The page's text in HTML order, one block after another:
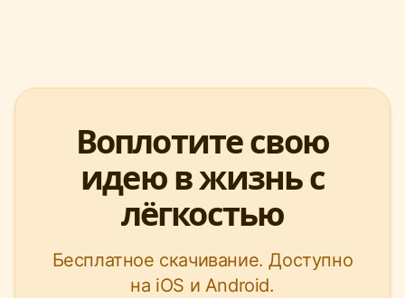
Воплотите свою
идею в жизнь с
лёгкостью
Бесплатное скачивание. Доступно
на iOS и Android.